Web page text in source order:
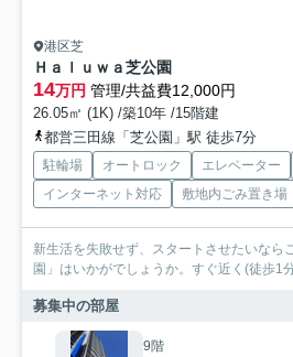
港区芝
Ｈａｌｕｗａ芝公園
14万円 管理/共益費12,000円
26.05㎡ (1K) /築10年 /15階建
都営三田線「芝公園」駅 徒歩7分
駐輪場 オートロック エレベーター
インターネット対応
敷地内ごみ置き場
新生活を失敗せず、スタートさせたいなら
園」はいかがでしょうか。すぐ近く(徒歩1
募集中の部屋
9階